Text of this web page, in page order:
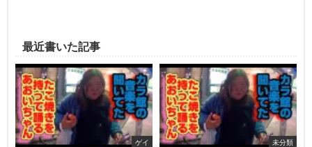
最近書いた記事
ゲイ 未分類